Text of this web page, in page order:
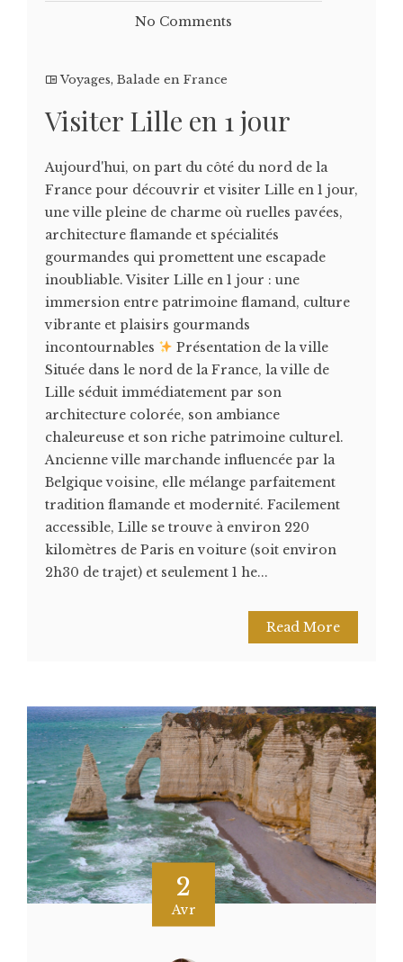
No Comments
Voyages, Balade en France
Visiter Lille en 1 jour
Aujourd'hui, on part du côté du nord de la
France pour découvrir et visiter Lille en 1 jour,
une ville pleine de charme où ruelles pavées,
architecture flamande et spécialités
gourmandes qui promettent une escapade
inoubliable. Visiter Lille en 1 jour : une
immersion entre patrimoine flamand, culture
vibrante et plaisirs gourmands
incontournables
Présentation de la ville
Située dans le nord de la France, la ville de
Lille séduit immédiatement par son
architecture colorée, son ambiance
chaleureuse et son riche patrimoine culturel.
Ancienne ville marchande influencée par la
Belgique voisine, elle mélange parfaitement
tradition flamande et modernité. Facilement
accessible, Lille se trouve à environ 220
kilomètres de Paris en voiture (soit environ
2h30 de trajet) et seulement 1 he...
Read More
2
Avr